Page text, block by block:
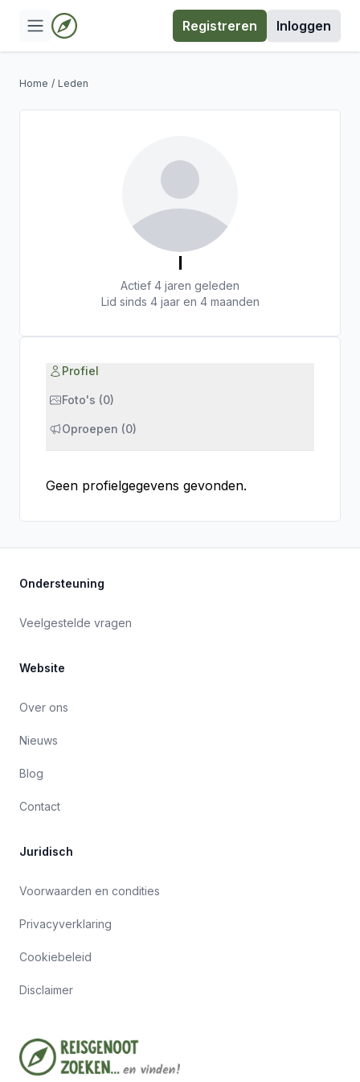
Registreren Inloggen
Home / Leden
I
Actief 4 jaren geleden
Lid sinds 4 jaar en 4 maanden
Profiel
Foto's (0)
Oproepen (0)
Geen profielgegevens gevonden.
Ondersteuning
Veelgestelde vragen
Website
Over ons
Nieuws
Blog
Contact
Juridisch
Voorwaarden en condities
Privacyverklaring
Cookiebeleid
Disclaimer